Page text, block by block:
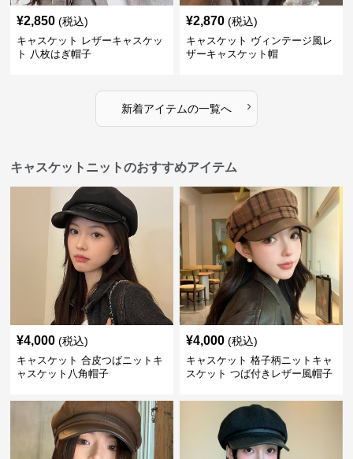
¥2,850 (税込)
キャスケット レザーキャスケッ
ト 八枚はぎ帽子
¥2,870 (税込)
キャスケット ヴィンテージ風レ
ザーキャスケット帽
新着アイテムの一覧へ ›
キャスケットニットのおすすめアイテム
¥4,000 (税込)
キャスケット 合皮つばニットキ
ャスケット八角帽子
¥4,000 (税込)
キャスケット 格子柄ニットキャ
スケット つば付きレザー風帽子